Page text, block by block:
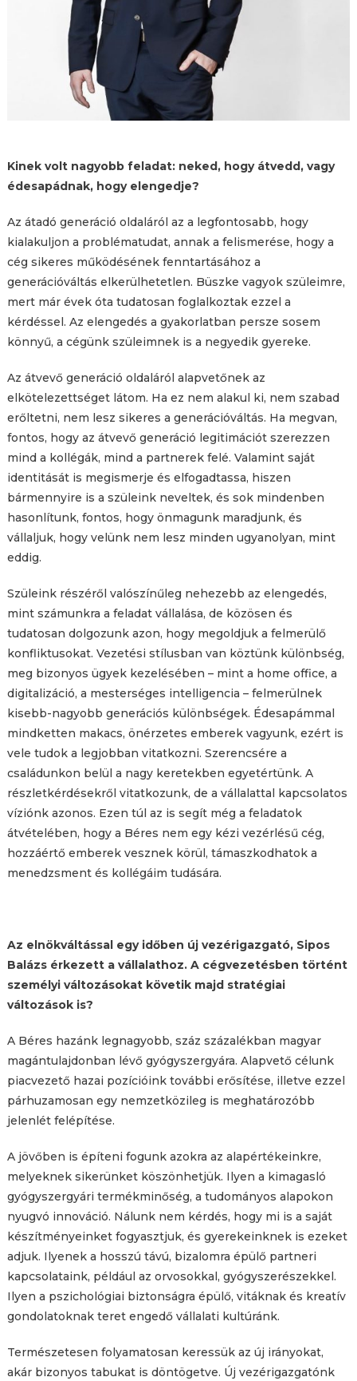
Kinek volt nagyobb feladat: neked, hogy átvedd, vagy
édesapádnak, hogy elengedje?
Az átadó generáció oldaláról az a legfontosabb, hogy
kialakuljon a problématudat, annak a felismerése, hogy a
cég sikeres működésének fenntartásához a
generációváltás elkerülhetetlen. Büszke vagyok szüleimre,
mert már évek óta tudatosan foglalkoztak ezzel a
kérdéssel. Az elengedés a gyakorlatban persze sosem
könnyű, a cégünk szüleimnek is a negyedik gyereke.
Az átvevő generáció oldaláról alapvetőnek az
elkötelezettséget látom. Ha ez nem alakul ki, nem szabad
erőltetni, nem lesz sikeres a generációváltás. Ha megvan,
fontos, hogy az átvevő generáció legitimációt szerezzen
mind a kollégák, mind a partnerek felé. Valamint saját
identitását is megismerje és elfogadtassa, hiszen
bármennyire is a szüleink neveltek, és sok mindenben
hasonlítunk, fontos, hogy önmagunk maradjunk, és
vállaljuk, hogy velünk nem lesz minden ugyanolyan, mint
eddig.
Szüleink részéről valószínűleg nehezebb az elengedés,
mint számunkra a feladat vállalása, de közösen és
tudatosan dolgozunk azon, hogy megoldjuk a felmerülő
konfliktusokat. Vezetési stílusban van köztünk különbség,
meg bizonyos ügyek kezelésében – mint a home office, a
digitalizáció, a mesterséges intelligencia – felmerülnek
kisebb-nagyobb generációs különbségek. Édesapámmal
mindketten makacs, önérzetes emberek vagyunk, ezért is
vele tudok a legjobban vitatkozni. Szerencsére a
családunkon belül a nagy keretekben egyetértünk. A
részletkérdésekről vitatkozunk, de a vállalattal kapcsolatos
víziónk azonos. Ezen túl az is segít még a feladatok
átvételében, hogy a Béres nem egy kézi vezérlésű cég,
hozzáértő emberek vesznek körül, támaszkodhatok a
menedzsment és kollégáim tudására.
Az elnökváltással egy időben új vezérigazgató, Sipos
Balázs érkezett a vállalathoz. A cégvezetésben történt
személyi változásokat követik majd stratégiai
változások is?
A Béres hazánk legnagyobb, száz százalékban magyar
magántulajdonban lévő gyógyszergyára. Alapvető célunk
piacvezető hazai pozícióink további erősítése, illetve ezzel
párhuzamosan egy nemzetközileg is meghatározóbb
jelenlét felépítése.
A jövőben is építeni fogunk azokra az alapértékeinkre,
melyeknek sikerünket köszönhetjük. Ilyen a kimagasló
gyógyszergyári termékminőség, a tudományos alapokon
nyugvó innováció. Nálunk nem kérdés, hogy mi is a saját
készítményeinket fogyasztjuk, és gyerekeinknek is ezeket
adjuk. Ilyenek a hosszú távú, bizalomra épülő partneri
kapcsolataink, például az orvosokkal, gyógyszerészekkel.
Ilyen a pszichológiai biztonságra épülő, vitáknak és kreatív
gondolatoknak teret engedő vállalati kultúránk.
Természetesen folyamatosan keressük az új irányokat,
akár bizonyos tabukat is döntögetve. Új vezérigazgatónk